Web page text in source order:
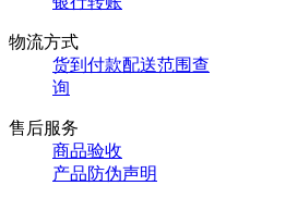
物流方式
货到付款配送范围查
询
售后服务
商品验收
产品防伪声明